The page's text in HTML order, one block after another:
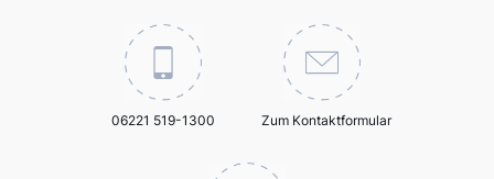
06221 519-1300 Zum Kontaktformular